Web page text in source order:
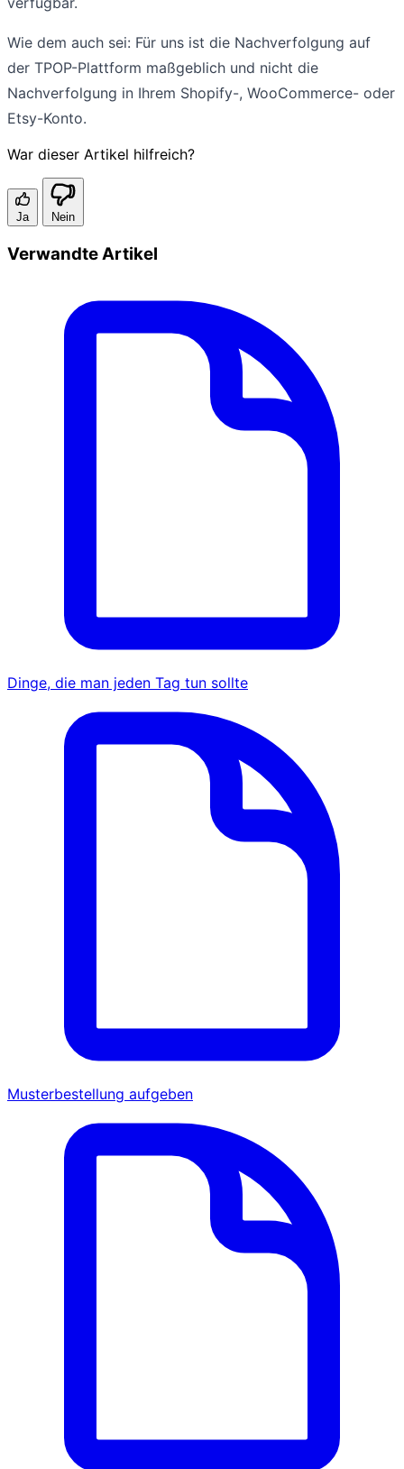
Wie dem auch sei: Für uns ist die Nachverfolgung auf
der TPOP-Plattform maßgeblich und nicht die
Nachverfolgung in Ihrem Shopify-, WooCommerce- oder
Etsy-Konto.
War dieser Artikel hilfreich?
Ja Nein
Verwandte Artikel
Dinge, die man jeden Tag tun sollte
Musterbestellung aufgeben